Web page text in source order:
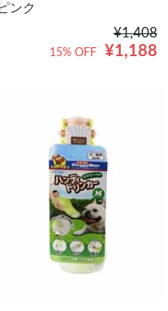
ピンク
¥1,408
¥1,188
15% OFF